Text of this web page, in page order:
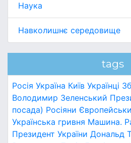
Наука
Навколишнє середовище
tags
Росія Україна Київ Українці
Володимир Зеленський
посада) Росіяни
Українська гривня Машина.
Президент України Дональд